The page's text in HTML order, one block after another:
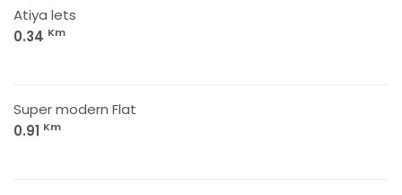
Atiya lets
0.34 Km
Super modern Flat
0.91 Km